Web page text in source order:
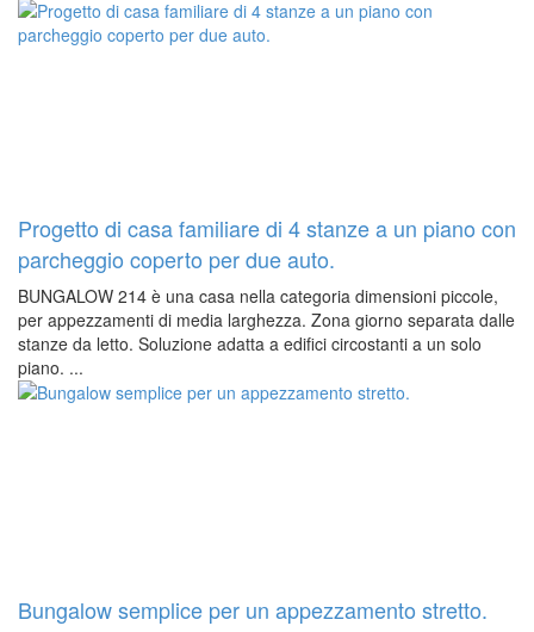
Progetto di casa familiare di 4 stanze a un piano con
parcheggio coperto per due auto.
BUNGALOW 214 è una casa nella categoria dimensioni piccole,
per appezzamenti di media larghezza. Zona giorno separata dalle
stanze da letto. Soluzione adatta a edifici circostanti a un solo
piano. ...
Bungalow semplice per un appezzamento stretto.